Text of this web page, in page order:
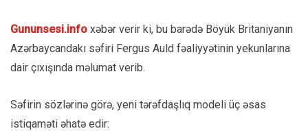
Gununsesi.info xəbər verir ki, bu barədə Böyük Britaniyanın
Azərbaycandakı səfiri Fergus Auld fəaliyyətinin yekunlarına
dair çıxışında məlumat verib.
Səfirin sözlərinə görə, yeni tərəfdaşlıq modeli üç əsas
istiqaməti əhatə edir: